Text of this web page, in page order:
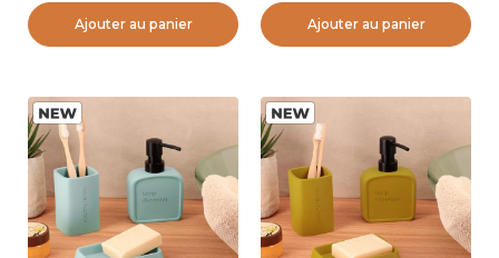
Ajouter au panier Ajouter au panier